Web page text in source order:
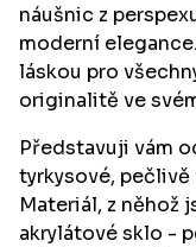
náušnic z
moderní
láskou pro
originalitě ve
Představuji vám
tyrkysové, pečlivě
Materiál, z něhož
akrylátové sklo -